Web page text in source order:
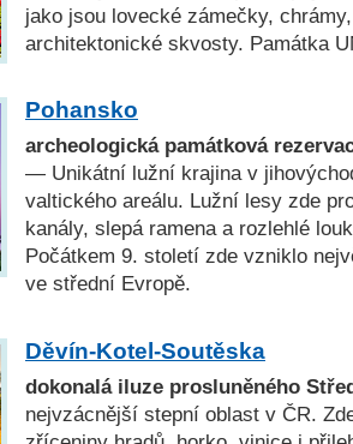
jako jsou lovecké zámečky,
architektonické skvosty. Památka
Pohansko
archeologická památková
— Unikátní lužní krajina v
valtického areálu. Lužní lesy zde
kanály, slepá ramena a rozlehlé
Počátkem 9. století zde vzniklo
ve střední Evropě.
Děvín-Kotel-Soutěska
dokonalá iluze prosluněného
nejvzácnější stepní oblast v ČR.